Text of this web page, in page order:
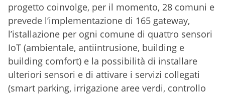
progetto coinvolge, per il momento, 28 comuni e
prevede l’implementazione di 165 gateway,
l’istallazione per ogni comune di quattro sensori
IoT (ambientale, antiintrusione, building e
building comfort) e la possibilità di installare
ulteriori sensori e di attivare i servizi collegati
(smart parking, irrigazione aree verdi, controllo